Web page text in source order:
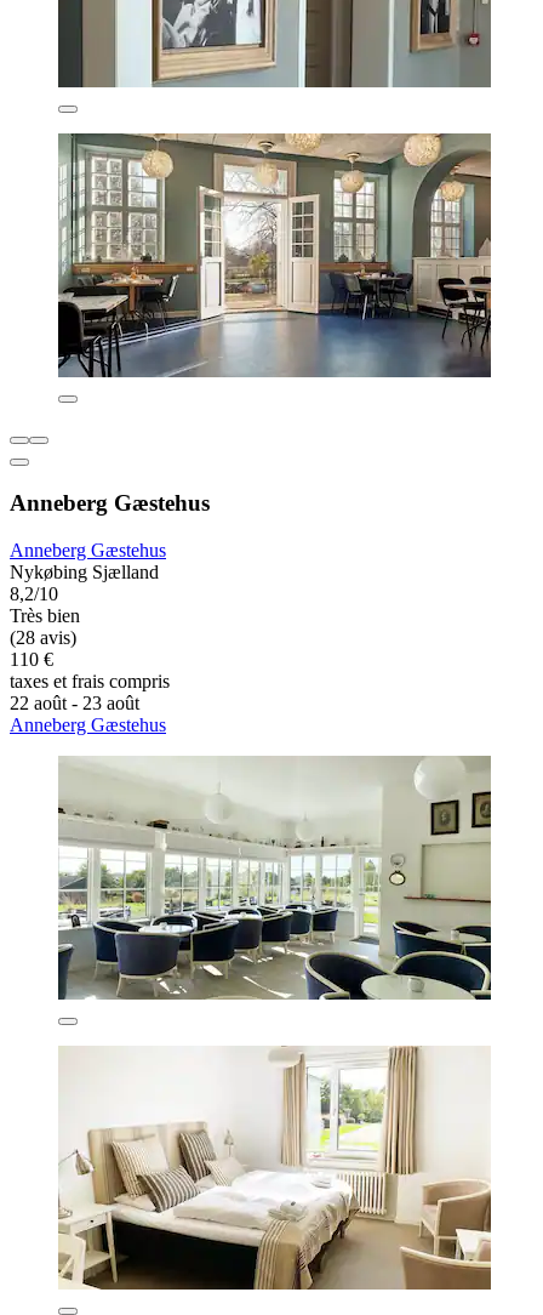
Anneberg Gæstehus
Anneberg Gæstehus
Nykøbing Sjælland
8,2/10
Très bien
(28 avis)
110 €
taxes et frais compris
22 août - 23 août
Anneberg Gæstehus